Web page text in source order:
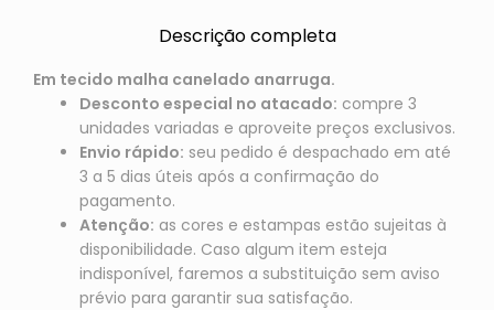
Descrição completa
Em tecido malha canelado anarruga.
Desconto especial no atacado: compre 3
unidades variadas e aproveite preços exclusivos.
Envio rápido: seu pedido é despachado em até
3 a 5 dias úteis após a confirmação do
pagamento.
Atenção: as cores e estampas estão sujeitas à
disponibilidade. Caso algum item esteja
indisponível, faremos a substituição sem aviso
prévio para garantir sua satisfação.